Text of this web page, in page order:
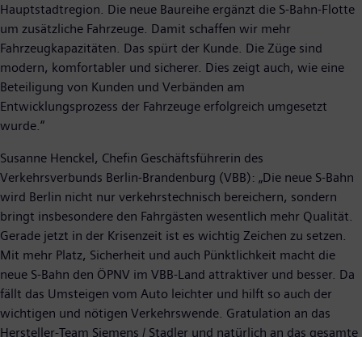
Hauptstadtregion. Die neue Baureihe ergänzt die S-Bahn-Flotte
um zusätzliche Fahrzeuge. Damit schaffen wir mehr
Fahrzeugkapazitäten. Das spürt der Kunde. Die Züge sind
modern, komfortabler und sicherer. Dies zeigt auch, wie eine
Beteiligung von Kunden und Verbänden am
Entwicklungsprozess der Fahrzeuge erfolgreich umgesetzt
wurde.“
Susanne Henckel, Chefin Geschäftsführerin des
Verkehrsverbunds Berlin-Brandenburg (VBB): „Die neue S-Bahn
wird Berlin nicht nur verkehrstechnisch bereichern, sondern
bringt insbesondere den Fahrgästen wesentlich mehr Qualität.
Gerade jetzt in der Krisenzeit ist es wichtig Zeichen zu setzen.
Mit mehr Platz, Sicherheit und auch Pünktlichkeit macht die
neue S-Bahn den ÖPNV im VBB-Land attraktiver und besser. Da
fällt das Umsteigen vom Auto leichter und hilft so auch der
wichtigen und nötigen Verkehrswende. Gratulation an das
Hersteller-Team Siemens / Stadler und natürlich an das gesamte